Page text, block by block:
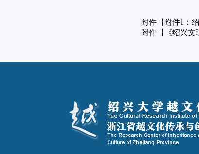
附件【 附件1：
附件【
《绍兴